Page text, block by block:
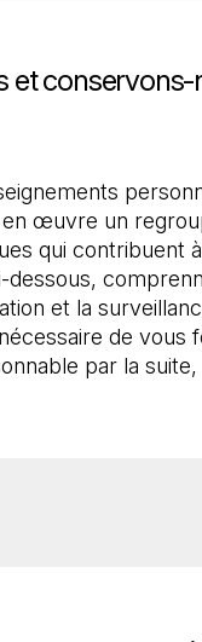
et
œuvre un
qui contribuent
et la
de
par la